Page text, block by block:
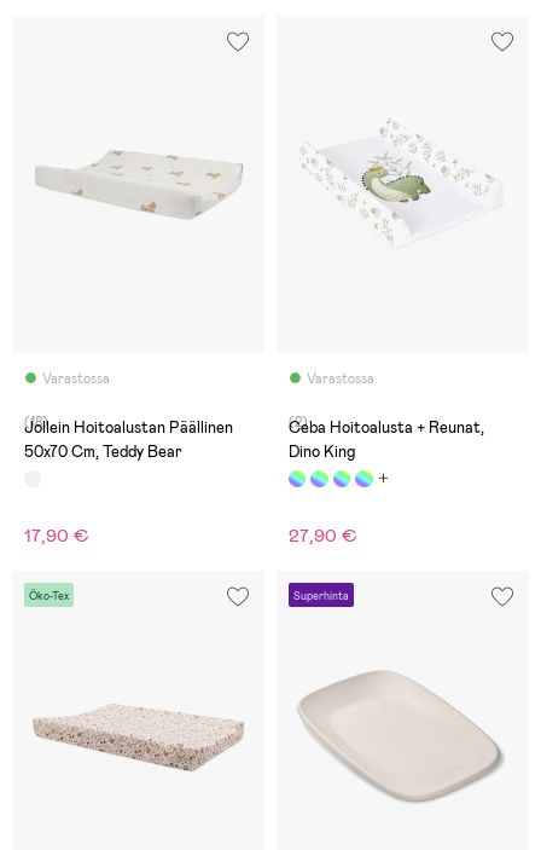
Varastossa
(18)
Jollein Hoitoalustan Päällinen
50x70 Cm, Teddy Bear
17,90 €
Varastossa
(2)
Ceba Hoitoalusta + Reunat,
Dino King
27,90 €
Öko-Tex Superhinta